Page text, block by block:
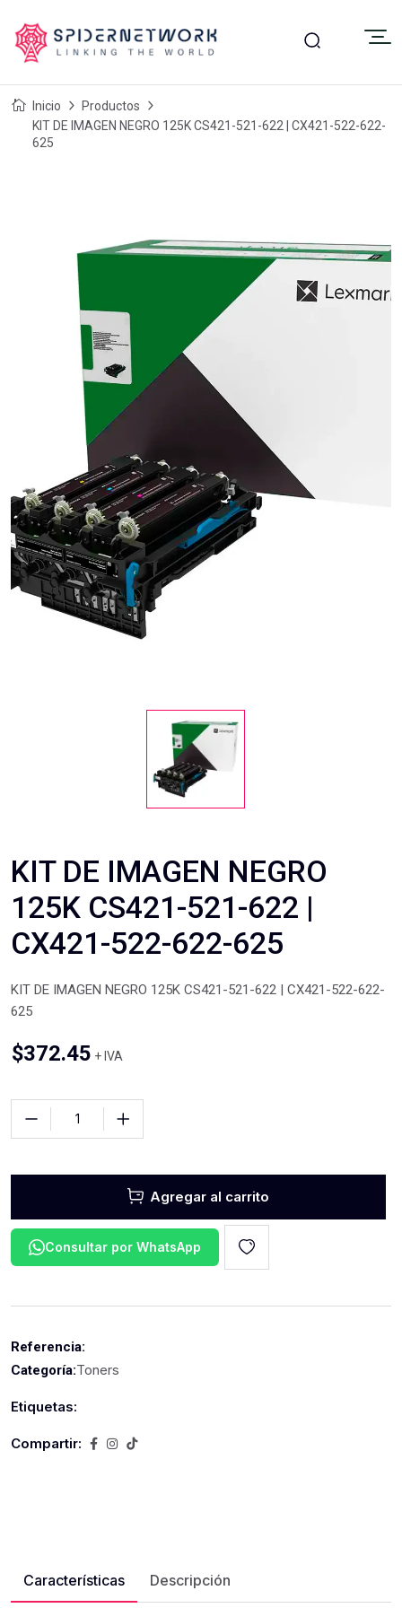
Inicio
Productos
KIT DE IMAGEN NEGRO 125K CS421-521-622 | CX421-522-622-
625
KIT DE IMAGEN NEGRO
125K CS421-521-622 |
CX421-522-622-625
KIT DE IMAGEN NEGRO 125K CS421-521-622 | CX421-522-622-
625
$372.45 + IVA
Agregar al carrito
Consultar por WhatsApp
Referencia:
Categoría:Toners
Etiquetas:
Compartir:
Características Descripción